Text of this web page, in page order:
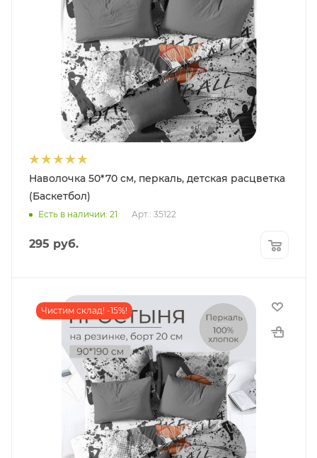
Наволочка 50*70 см, перкаль, детская расцветка
(Баскетбол)
Есть в наличии: 21 Арт.: 35122
295 руб.
Чистим склад! -15%!